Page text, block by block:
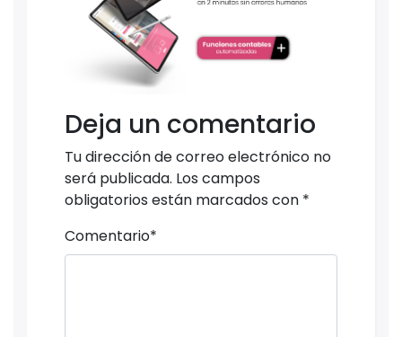
Deja un comentario
Tu dirección de correo electrónico no
será publicada. Los campos
obligatorios están marcados con *
Comentario*